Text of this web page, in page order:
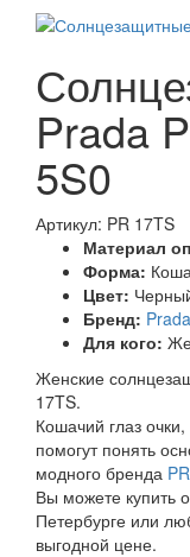
Prada
5S0
Артикул: PR 17TS
Материал
Форма:
Цвет:
Бренд: Prada
Для кого:
Женские
17TS.
Кошачий глаз
помогут понять
модного бренда
Вы можете купить
Петербурге или
выгодной цене.